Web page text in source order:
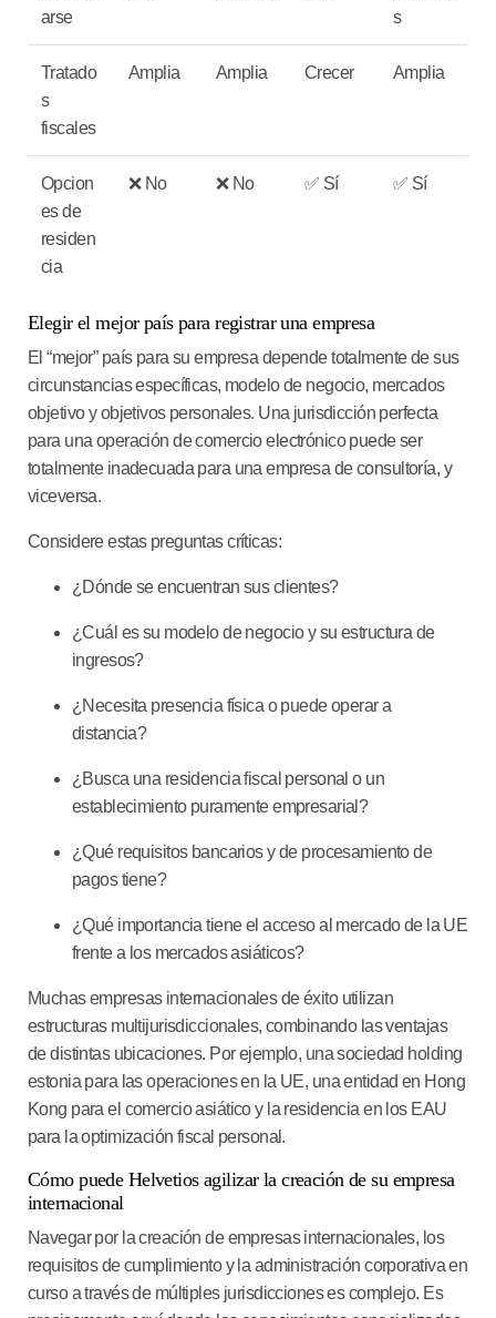
arse
s
Tratado
s
fiscales
Amplia Amplia Crecer Amplia
Opcion
es de
residen
cia
❌ No ❌ No ✅ Sí ✅ Sí
Elegir el mejor país para registrar una empresa
El “mejor” país para su empresa depende totalmente de sus
circunstancias específicas, modelo de negocio, mercados
objetivo y objetivos personales. Una jurisdicción perfecta
para una operación de comercio electrónico puede ser
totalmente inadecuada para una empresa de consultoría, y
viceversa.
Considere estas preguntas críticas:
¿Dónde se encuentran sus clientes?
¿Cuál es su modelo de negocio y su estructura de
ingresos?
¿Necesita presencia física o puede operar a
distancia?
¿Busca una residencia fiscal personal o un
establecimiento puramente empresarial?
¿Qué requisitos bancarios y de procesamiento de
pagos tiene?
¿Qué importancia tiene el acceso al mercado de la UE
frente a los mercados asiáticos?
Muchas empresas internacionales de éxito utilizan
estructuras multijurisdiccionales, combinando las ventajas
de distintas ubicaciones. Por ejemplo, una sociedad holding
estonia para las operaciones en la UE, una entidad en Hong
Kong para el comercio asiático y la residencia en los EAU
para la optimización fiscal personal.
Cómo puede Helvetios agilizar la creación de su empresa
internacional
Navegar por la creación de empresas internacionales, los
requisitos de cumplimiento y la administración corporativa en
curso a través de múltiples jurisdicciones es complejo. Es